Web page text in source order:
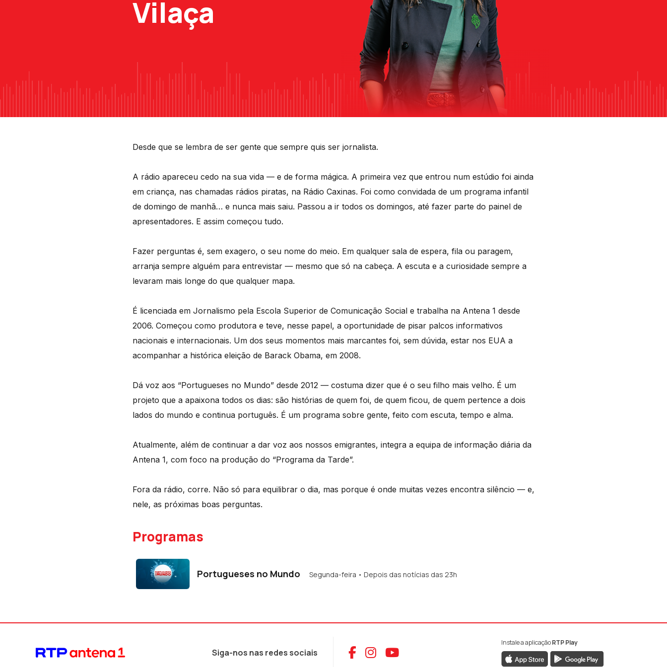
Vilaça
Desde que se lembra de ser gente que sempre quis ser jornalista.
A rádio apareceu cedo na sua vida — e de forma mágica. A primeira vez que entrou num estúdio foi ainda
em criança, nas chamadas rádios piratas, na Rádio Caxinas. Foi como convidada de um programa infantil
de domingo de manhã… e nunca mais saiu. Passou a ir todos os domingos, até fazer parte do painel de
apresentadores. E assim começou tudo.
Fazer perguntas é, sem exagero, o seu nome do meio. Em qualquer sala de espera, fila ou paragem,
arranja sempre alguém para entrevistar — mesmo que só na cabeça. A escuta e a curiosidade sempre a
levaram mais longe do que qualquer mapa.
É licenciada em Jornalismo pela Escola Superior de Comunicação Social e trabalha na Antena 1 desde
2006. Começou como produtora e teve, nesse papel, a oportunidade de pisar palcos informativos
nacionais e internacionais. Um dos seus momentos mais marcantes foi, sem dúvida, estar nos EUA a
acompanhar a histórica eleição de Barack Obama, em 2008.
Dá voz aos “Portugueses no Mundo” desde 2012 — costuma dizer que é o seu filho mais velho. É um
projeto que a apaixona todos os dias: são histórias de quem foi, de quem ficou, de quem pertence a dois
lados do mundo e continua português. É um programa sobre gente, feito com escuta, tempo e alma.
Atualmente, além de continuar a dar voz aos nossos emigrantes, integra a equipa de informação diária da
Antena 1, com foco na produção do “Programa da Tarde”.
Fora da rádio, corre. Não só para equilibrar o dia, mas porque é onde muitas vezes encontra silêncio — e,
nele, as próximas boas perguntas.
Programas
Portugueses no Mundo Segunda-feira • Depois das notícias das 23h
Siga-nos nas redes sociais Aceder ao Facebook da RTP Antena 1
Aceder ao Instagram da RTP Antena 1
Aceder ao YouTube da RTP Antena 1
Instale a aplicaçãoRTP Play